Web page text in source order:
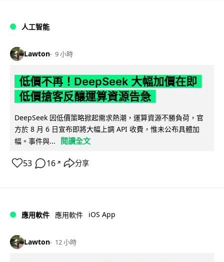
人工智能
Lawton 9 小時
低價不再！DeepSeek 大幅加價在即
低價搶客反釀運算資源告急
DeepSeek 因低價策略掀起需求熱潮，運算資源不勝負荷，官
方於 8 月 6 日宣布即將大幅上調 API 收費，惟未公布具體加
幅。事件與...
閱讀全文
53 16 ↗ 分享
應用軟件 應用軟件 iOS App
Lawton 12 小時